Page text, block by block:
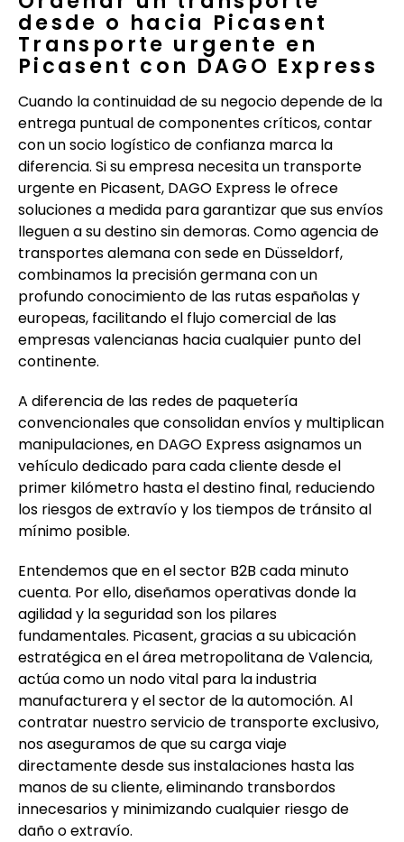
desde o hacia Picasent
Transporte urgente en
Picasent con DAGO Express
Cuando la continuidad de su negocio depende de la
entrega puntual de componentes críticos, contar
con un socio logístico de confianza marca la
diferencia. Si su empresa necesita un transporte
urgente en Picasent, DAGO Express le ofrece
soluciones a medida para garantizar que sus envíos
lleguen a su destino sin demoras. Como agencia de
transportes alemana con sede en Düsseldorf,
combinamos la precisión germana con un
profundo conocimiento de las rutas españolas y
europeas, facilitando el flujo comercial de las
empresas valencianas hacia cualquier punto del
continente.
A diferencia de las redes de paquetería
convencionales que consolidan envíos y multiplican
manipulaciones, en DAGO Express asignamos un
vehículo dedicado para cada cliente desde el
primer kilómetro hasta el destino final, reduciendo
los riesgos de extravío y los tiempos de tránsito al
mínimo posible.
Entendemos que en el sector B2B cada minuto
cuenta. Por ello, diseñamos operativas donde la
agilidad y la seguridad son los pilares
fundamentales. Picasent, gracias a su ubicación
estratégica en el área metropolitana de Valencia,
actúa como un nodo vital para la industria
manufacturera y el sector de la automoción. Al
contratar nuestro servicio de transporte exclusivo,
nos aseguramos de que su carga viaje
directamente desde sus instalaciones hasta las
manos de su cliente, eliminando transbordos
innecesarios y minimizando cualquier riesgo de
daño o extravío.